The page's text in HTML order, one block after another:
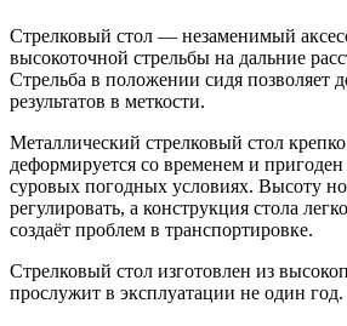
Стрелковый стол — незаменимый
высокоточной стрельбы на дальние
Стрельба в положении сидя позволяет
результатов в меткости.
Металлический стрелковый стол
деформируется со временем и пригоден
суровых погодных условиях. Высоту
регулировать, а конструкция стола
создаёт проблем в транспортировке.
Стрелковый стол изготовлен из
прослужит в эксплуатации не один год.